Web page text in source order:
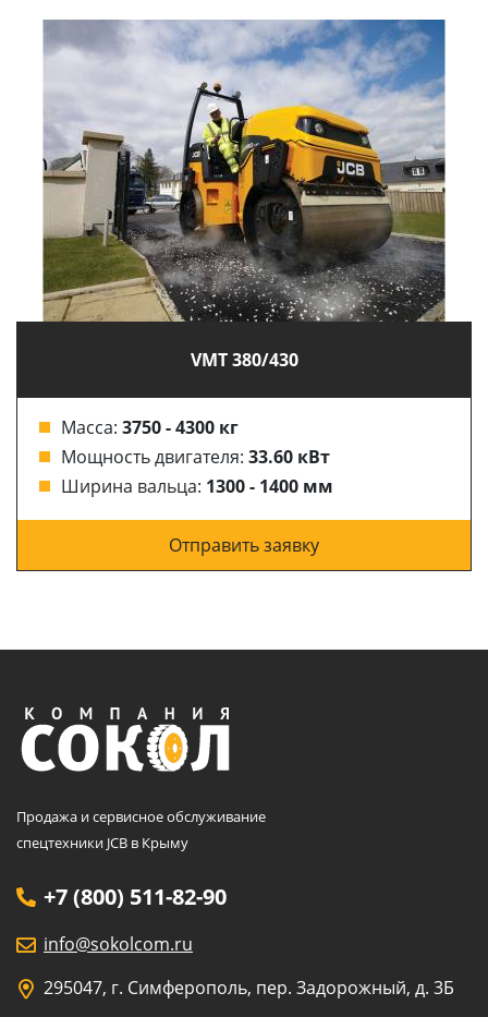
VMT 380/430
Масса: 3750 - 4300 кг
Мощность двигателя: 33.60 кВт
Ширина вальца: 1300 - 1400 мм
Отправить заявку
Продажа и сервисное обслуживание
спецтехники JCB в Крыму
+7 (800) 511-82-90
info@sokolcom.ru
295047, г. Симферополь, пер. Задорожный, д. 3Б